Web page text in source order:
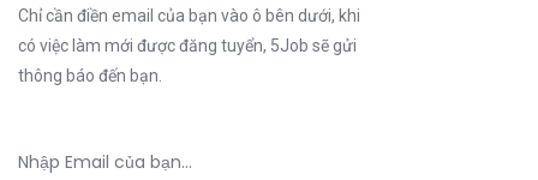
Chỉ cần điền email của bạn vào ô bên dưới, khi
có việc làm mới được đăng tuyển, 5Job sẽ gửi
thông báo đến bạn.